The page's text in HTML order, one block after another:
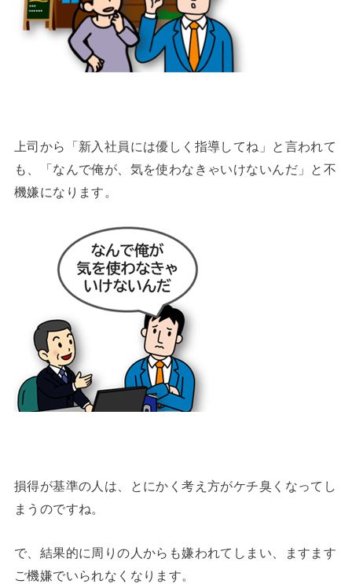
上司から「新入社員には優しく指導してね」と言われて
も、「なんで俺が、気を使わなきゃいけないんだ」と不
機嫌になります。
損得が基準の人は、とにかく考え方がケチ臭くなってし
まうのですね。
で、結果的に周りの人からも嫌われてしまい、ますます
ご機嫌でいられなくなります。